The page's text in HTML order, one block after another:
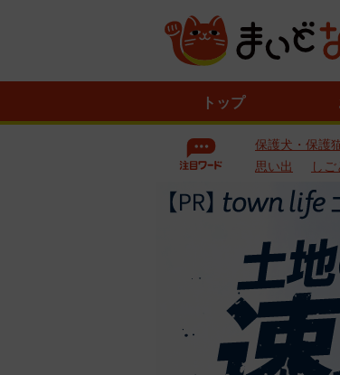
トップ
保護犬・保護
思い出
しご